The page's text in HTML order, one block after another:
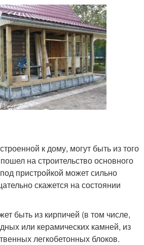
к дому, могут быть из того
на строительство основного
пристройкой может сильно
скажется на состоянии
быть из кирпичей (в том числе,
или керамических камней, из
легкобетонных блоков.